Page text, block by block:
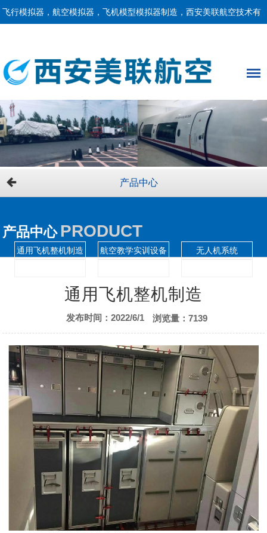
飞行模拟器，航空模拟器，飞机模型模拟器制造，西安美联航空技术有
产品中心
产品中心 PRODUCT
通用飞机整机制造 航空教学实训设备
无人机系统
通用飞机整机制造
发布时间：2022/6/1 浏览量：7139